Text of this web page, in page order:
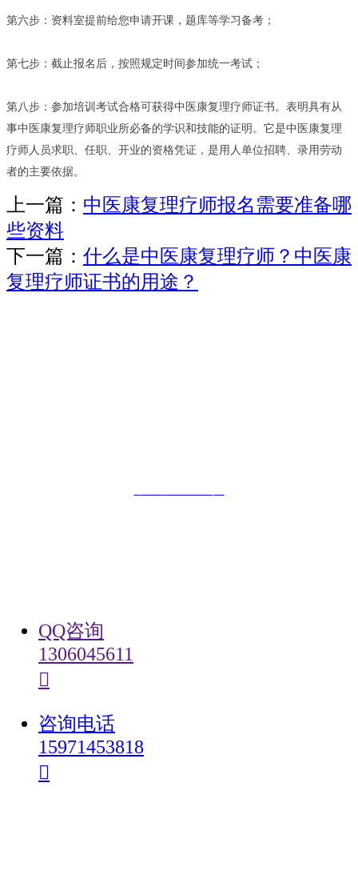
第六步：资料室提前给您申请开课，题库等学习备考；
第七步：截止报名后，按照规定时间参加统一考试；
第八步：参加培训考试合格可获得中医康复理疗师证书。表明具有从
事中医康复理疗师职业所必备的学识和技能的证明。它是中医康复理
疗师人员求职、任职、开业的资格凭证，是用人单位招聘、录用劳动
者的主要依据。
上一篇： 中医康复理疗师报名需要准备哪
些资料
下一篇： 什么是中医康复理疗师？中医康
复理疗师证书的用途？
󰇇
QQ咨询
󰇯
咨询电话
QQ咨询
1306045611
󰇇
咨询电话
15971453818
󰇯